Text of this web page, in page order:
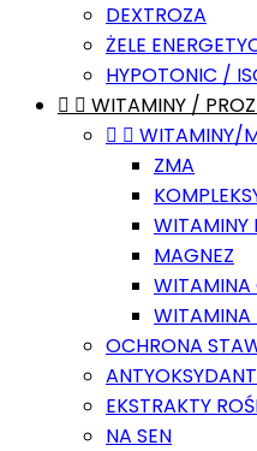
DEXTROZA
ŻELE
HYPOTONIC /
  WITAMINY /
  WITAMINY/
ZMA
WITAMINY
MAGNEZ
WITAMINA
WITAMINA
OCHRONA
EKSTRAKTY
NA SEN